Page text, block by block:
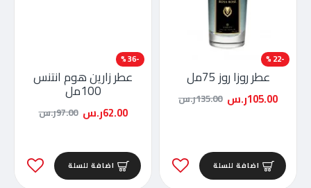
-22 %
عطر روزا روز 75مل
105.00ر.س 135.00ر.س
اضافة للسلة
-36 %
عطر زارين هوم انتنس
100مل
62.00ر.س 97.00ر.س
اضافة للسلة